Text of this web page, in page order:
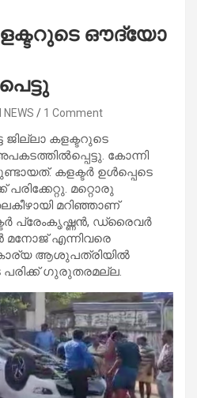
ഔദ്യോ​
1 Comment
ജില്ലാ കളക്ടറുടെ
കോന്നി
കളക്ടർ ഉൾപ്പെടെ
മറ്റൊരു
മറിഞ്ഞാണ്
പ്രേംകൃഷ്ണൻ, ഡ്രൈവർ
എന്നിവരെ
ആശുപത്രിയിൽ
പരിക്ക് ​ഗുരുതരമല്ല.